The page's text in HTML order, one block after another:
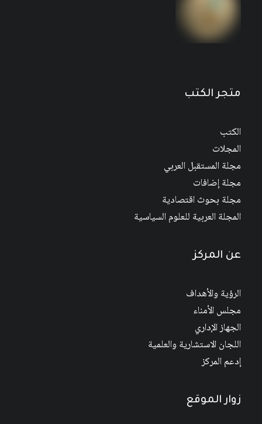
متجر الكتب
الكتب
المجلات
مجلة المستقبل العربي
مجلة إضافات
مجلة بحوث اقتصادية
المجلة العربية للعلوم السياسية
عن المركز
الرؤية والأهداف
مجلس الأمناء
الجهاز الإداري
اللجان الاستشارية والعلمية
إدعم المركز
زوار الموقع